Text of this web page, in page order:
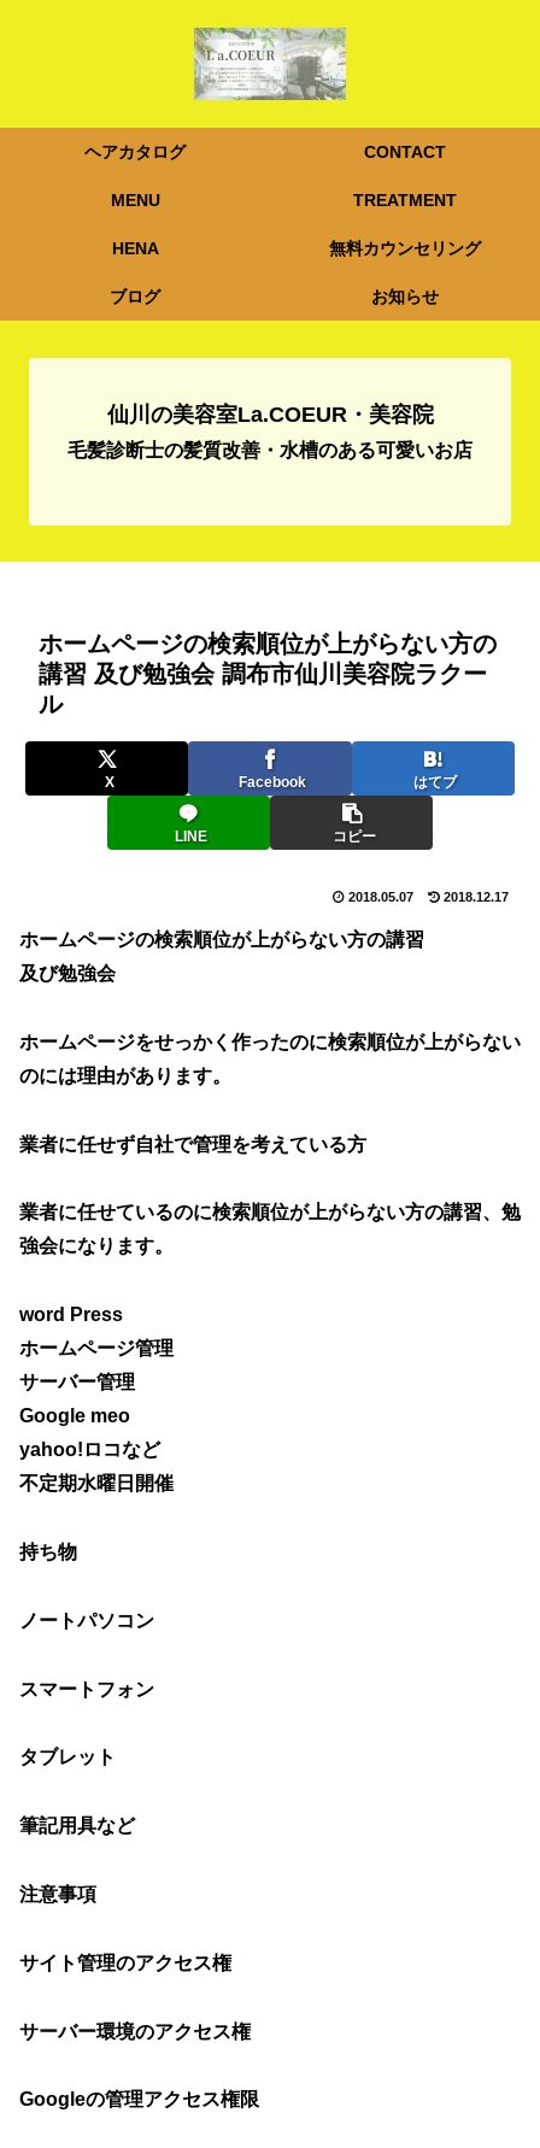
ヘアカタログ CONTACT
MENU TREATMENT
HENA 無料カウンセリング
ブログ お知らせ
仙川の美容室La.COEUR・美容院
毛髪診断士の髪質改善・水槽のある可愛いお店
ホームページの検索順位が上がらない方の
講習 及び勉強会 調布市仙川美容院ラクー
ル
X Facebook はてブ
LINE コピー
2018.05.07 2018.12.17
ホームページの検索順位が上がらない方の講習
及び勉強会
ホームページをせっかく作ったのに検索順位が上がらない
のには理由があります。
業者に任せず自社で管理を考えている方
業者に任せているのに検索順位が上がらない方の講習、勉
強会になります。
word Press
ホームページ管理
サーバー管理
Google meo
yahoo!ロコなど
不定期水曜日開催
持ち物
ノートパソコン
スマートフォン
タブレット
筆記用具など
注意事項
サイト管理のアクセス権
サーバー環境のアクセス権
Googleの管理アクセス権限